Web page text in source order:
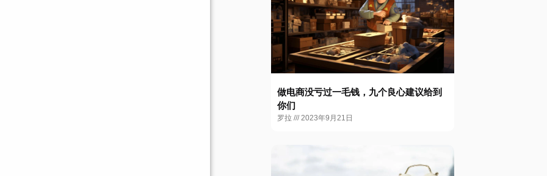
做电商没亏过一毛钱，九个良心建议给到
你们
罗拉 2023年9月21日